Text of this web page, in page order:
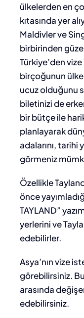
ülkelerden en
kıtasında yer
Maldivler ve
birbirinden
Türkiye’den
birçoğunun
ucuz olduğunu
biletinizi de
bir bütçe ile
planlayarak
adalarını, tarihi
görmeniz
Özellikle
önce
TAYLAND”
yerlerini ve
edebilirler.
Asya’nın vize
görebilirsiniz.
arasında
edebilirsiniz.